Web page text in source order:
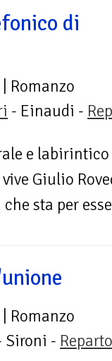
di
| Romanzo
- Einaudi -
e
Giulio
sta per
| Romanzo
Sironi - Reparto